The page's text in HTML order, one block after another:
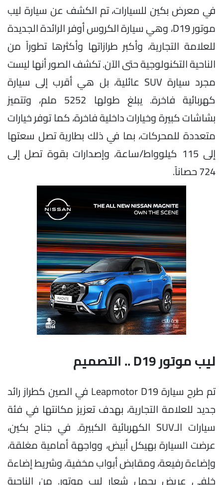
في معرض بكين للسيارات، تم الكشف عن سيارة ليب
موتور D19، وهي سيارة الكروس أوفر الرائدة الجديدة
للعلامة التجارية، وأكبر طرازاتها وأكثرها تطوراً من
الناحية التكنولوجية حتى الآن. تكشف الصور أنها ليست
مجرد سيارة SUV عائلية، بل هي أقرب إلى سيارة
كهربائية فاخرة. يبلغ طولها 5252 ملم، وتتميز
بشاشات كبيرة وخيارات داخلية فاخرة، كما توفر خيارات
متعددة للمحركات، بما في ذلك بطارية تصل سعتها
إلى 115 كيلوواط/ساعة، وإصدارات بقوة تصل إلى
724 حصاناً.
ليب موتور D19 .. التصميم
تم طرح سيارة Leapmotor D19 في الصين كطراز رائد
جديد للعلامة التجارية، بهدف تعزيز مكانتها في فئة
سيارات الـSUV الكهربائية الكبيرة. في جناح بكين،
عرضت السيارة بهيكل أبيض، وواجهة أمامية مغلقة،
وإضاءة رفيعة، ومقابض أبواب مخفية، وشريط إضاءة
خلفي عريض يحمل شعار ليب موتور. من الناحية